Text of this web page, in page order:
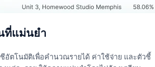
ที่แม่นยำ
ตโนมัติเพื่อคำนวณรายได้ ค่าใช้จ่าย และตัวชี้